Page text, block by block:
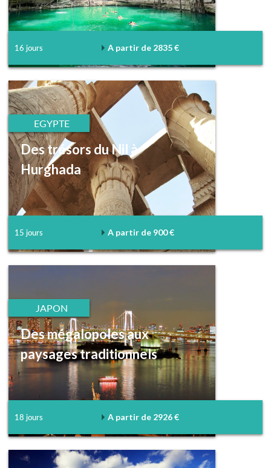
16 jours A partir de 2835 €
EGYPTE
Des trésors du Nil à
Hurghada
15 jours A partir de 900 €
JAPON
Des mégalopoles aux
paysages traditionnels
18 jours A partir de 2926 €